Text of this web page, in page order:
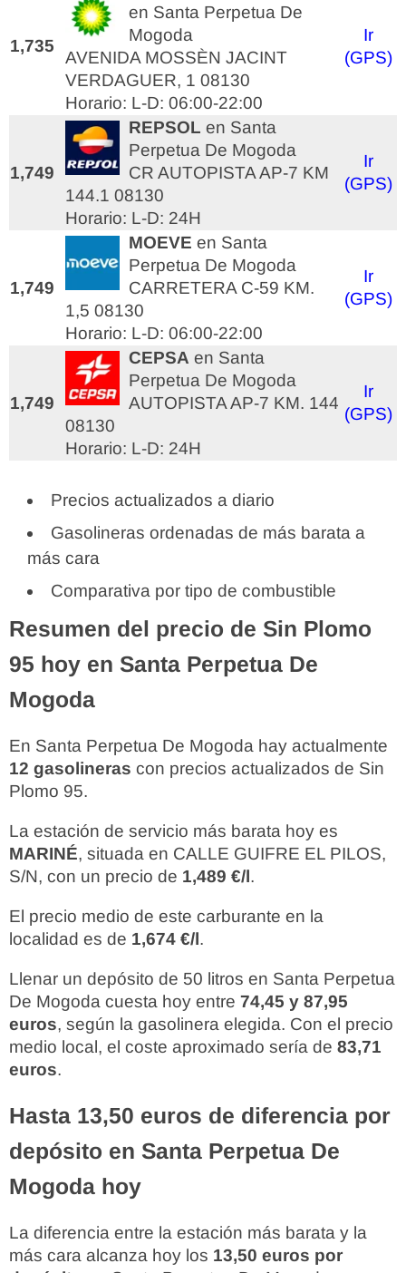
1,735
en Santa Perpetua De
Mogoda
AVENIDA MOSSÈN JACINT
VERDAGUER, 1 08130
Horario: L-D: 06:00-22:00
Ir
(GPS)
1,749
REPSOL en Santa
Perpetua De Mogoda
CR AUTOPISTA AP-7 KM
144.1 08130
Horario: L-D: 24H
Ir
(GPS)
1,749
MOEVE en Santa
Perpetua De Mogoda
CARRETERA C-59 KM.
1,5 08130
Horario: L-D: 06:00-22:00
Ir
(GPS)
1,749
CEPSA en Santa
Perpetua De Mogoda
AUTOPISTA AP-7 KM. 144
08130
Horario: L-D: 24H
Ir
(GPS)
Precios actualizados a diario
Gasolineras ordenadas de más barata a
más cara
Comparativa por tipo de combustible
Resumen del precio de Sin Plomo
95 hoy en Santa Perpetua De
Mogoda
En Santa Perpetua De Mogoda hay actualmente
12 gasolineras con precios actualizados de Sin
Plomo 95.
La estación de servicio más barata hoy es
MARINÉ, situada en CALLE GUIFRE EL PILOS,
S/N, con un precio de 1,489 €/l.
El precio medio de este carburante en la
localidad es de 1,674 €/l.
Llenar un depósito de 50 litros en Santa Perpetua
De Mogoda cuesta hoy entre 74,45 y 87,95
euros, según la gasolinera elegida. Con el precio
medio local, el coste aproximado sería de 83,71
euros.
Hasta 13,50 euros de diferencia por
depósito en Santa Perpetua De
Mogoda hoy
La diferencia entre la estación más barata y la
más cara alcanza hoy los 13,50 euros por